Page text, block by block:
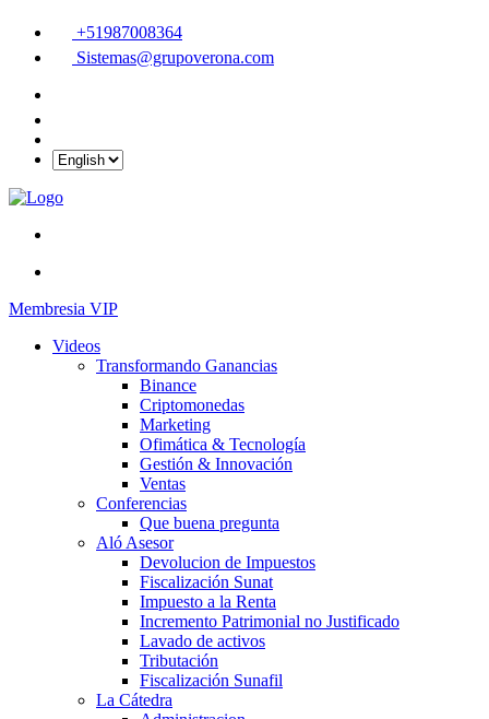
+51987008364
Sistemas@grupoverona.com
Membresia VIP
Videos
Transformando Ganancias
Binance
Criptomonedas
Marketing
Ofimática & Tecnología
Gestión & Innovación
Ventas
Conferencias
Que buena pregunta
Aló Asesor
Devolucion de Impuestos
Fiscalización Sunat
Impuesto a la Renta
Incremento Patrimonial no Justificado
Lavado de activos
Tributación
Fiscalización Sunafil
La Cátedra